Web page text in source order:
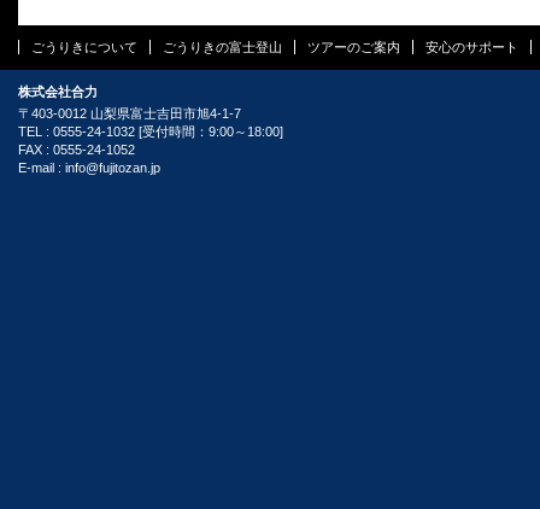
ごうりきについて ごうりきの富士登山 ツアーのご案内 安心のサポート
株式会社合力
〒403-0012 山梨県富士吉田市旭4-1-7
TEL : 0555-24-1032 [受付時間：9:00～18:00]
FAX : 0555-24-1052
E-mail : info@fujitozan.jp